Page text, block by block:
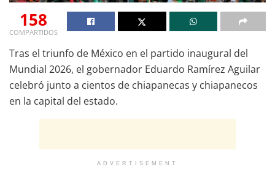
158
COMPARTIDOS
Tras el triunfo de México en el partido inaugural del
Mundial 2026, el gobernador Eduardo Ramírez Aguilar
celebró junto a cientos de chiapanecas y chiapanecos
en la capital del estado.
ADVERTISEMENT